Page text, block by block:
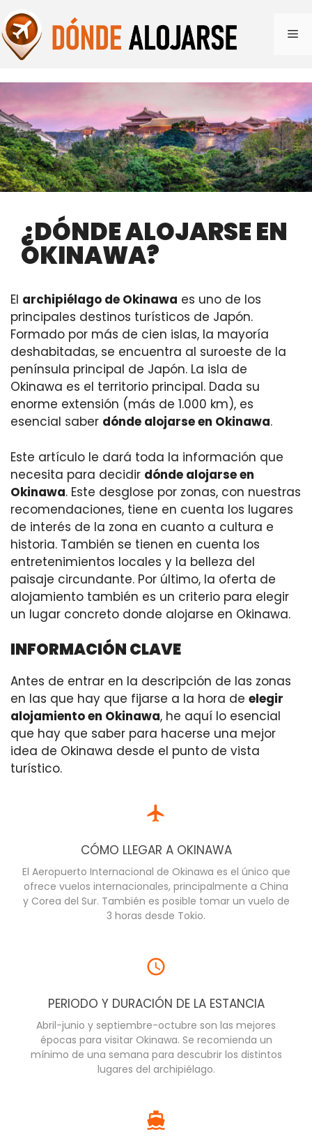
al
contenido
¿DÓNDE ALOJARSE EN
OKINAWA?
El archipiélago de Okinawa es uno de los
principales destinos turísticos de Japón.
Formado por más de cien islas, la mayoría
deshabitadas, se encuentra al suroeste de la
península principal de Japón. La isla de
Okinawa es el territorio principal. Dada su
enorme extensión (más de 1.000 km), es
esencial saber dónde alojarse en Okinawa.
Este artículo le dará toda la información que
necesita para decidir dónde alojarse en
Okinawa. Este desglose por zonas, con nuestras
recomendaciones, tiene en cuenta los lugares
de interés de la zona en cuanto a cultura e
historia. También se tienen en cuenta los
entretenimientos locales y la belleza del
paisaje circundante. Por último, la oferta de
alojamiento también es un criterio para elegir
un lugar concreto donde alojarse en Okinawa.
INFORMACIÓN CLAVE
Antes de entrar en la descripción de las zonas
en las que hay que fijarse a la hora de elegir
alojamiento en Okinawa, he aquí lo esencial
que hay que saber para hacerse una mejor
idea de Okinawa desde el punto de vista
turístico.
CÓMO LLEGAR A OKINAWA
El Aeropuerto Internacional de Okinawa es el único que
ofrece vuelos internacionales, principalmente a China
y Corea del Sur. También es posible tomar un vuelo de
3 horas desde Tokio.
PERIODO Y DURACIÓN DE LA ESTANCIA
Abril-junio y septiembre-octubre son las mejores
épocas para visitar Okinawa. Se recomienda un
mínimo de una semana para descubrir los distintos
lugares del archipiélago.